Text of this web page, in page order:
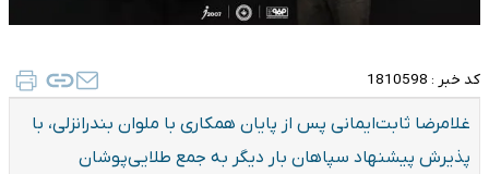
کد خبر : 1810598
غلامرضا ثابت‌ایمانی پس از پایان همکاری با ملوان بندرانزلی، با
پذیرش پیشنهاد سپاهان بار دیگر به جمع طلایی‌پوشان